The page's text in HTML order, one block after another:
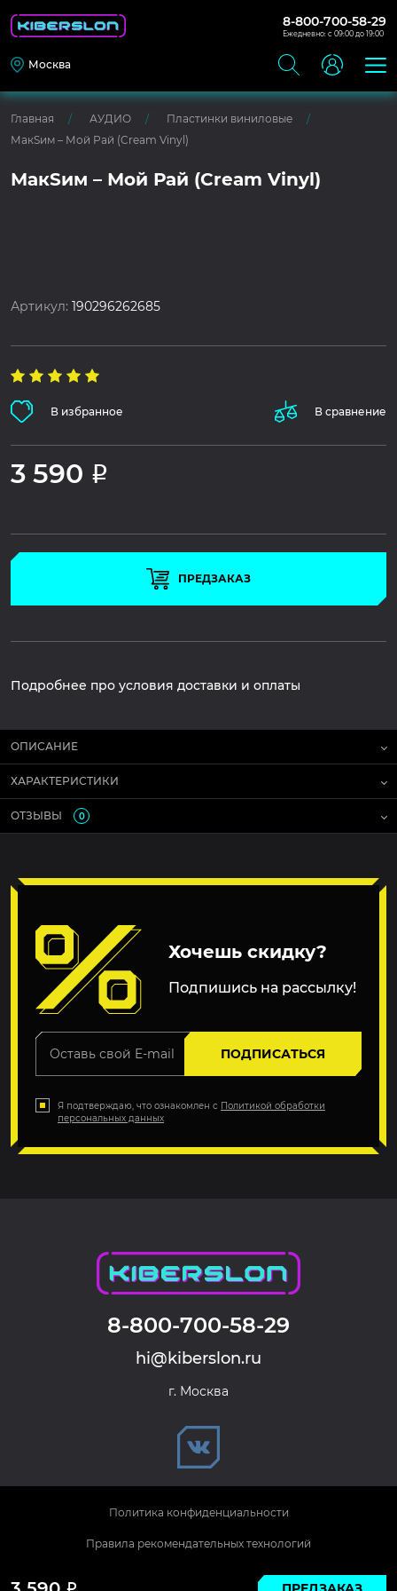
8-800-700-58-29
Ежедневно: с 09:00 до 19:00
Москва
Главная АУДИО
Пластинки виниловые
МакSим – Мой Рай (Cream Vinyl)
МакSим – Мой Рай (Cream Vinyl)
Артикул:190296262685
В избранное В сравнение
3 590 Р
ПРЕДЗАКАЗ
Подробнее про условия доставки и оплаты
Р
ОПИСАНИЕ
ХАРАКТЕРИСТИКИ
ОТЗЫВЫ 0
Хочешь скидку?
Подпишись на рассылку!
ПОДПИСАТЬСЯ
Я подтверждаю, что ознакомлен с Политикой обработки
персональных данных
8-800-700-58-29
hi@kiberslon.ru
г. Москва
© 2026 KIBERSLON. Все права защищены.
Политика конфиденциальности
Правила рекомендательных технологий